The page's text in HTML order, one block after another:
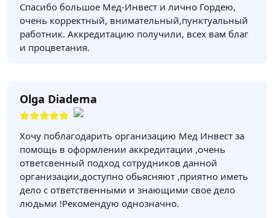
Спасибо большое Мед-Инвест и лично Гордею,
очень корректный, внимательный,пунктуальный
работник. Аккредитацию получили, всех вам благ
и процветания.
Olga Diadema
Хочу поблагодарить организацию Мед Инвест за
помощь в оформлении аккредитации ,очень
ответсвенный подход сотрудников данной
организации,доступно обьясняют ,приятно иметь
дело с ответственными и знающими свое дело
людьми !Рекомендую однозначно.